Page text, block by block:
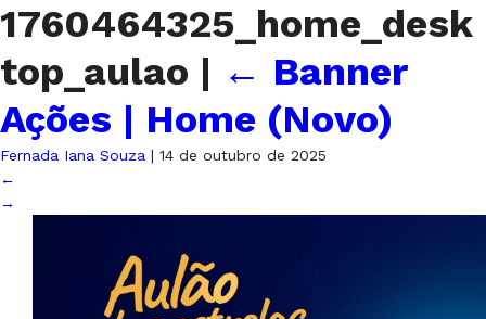
1760464325_home_desk
top_aulao | ← Banner
Ações | Home (Novo)
Fernada Iana Souza | 14 de outubro de 2025
←
→